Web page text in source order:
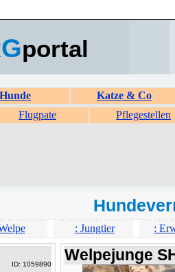
portal
Hunde
Katze & Co
Flugpate Pflegestellen
: Jungtier :
ID: 1059890
Welpejunge